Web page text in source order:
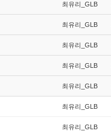
최유리_GLB
최유리_GLB
최유리_GLB
최유리_GLB
최유리_GLB
최유리_GLB
최유리_GLB